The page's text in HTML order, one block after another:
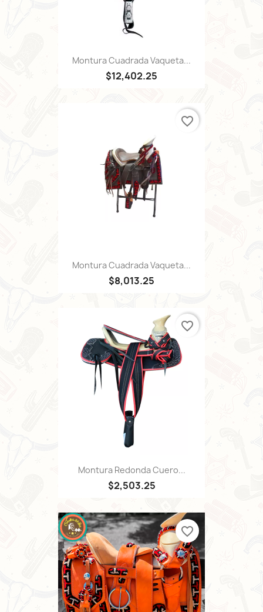
Montura Cuadrada Vaqueta...
$12,402.25
Montura Cuadrada Vaqueta...
$8,013.25
favorite_border
Montura Redonda Cuero...
$2,503.25
favorite_border
favorite_border